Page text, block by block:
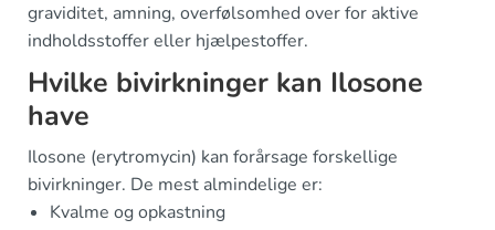
graviditet, amning, overfølsomhed over for aktive
indholdsstoffer eller hjælpestoffer.
Hvilke bivirkninger kan Ilosone
have
Ilosone (erytromycin) kan forårsage forskellige
bivirkninger. De mest almindelige er:
Kvalme og opkastning